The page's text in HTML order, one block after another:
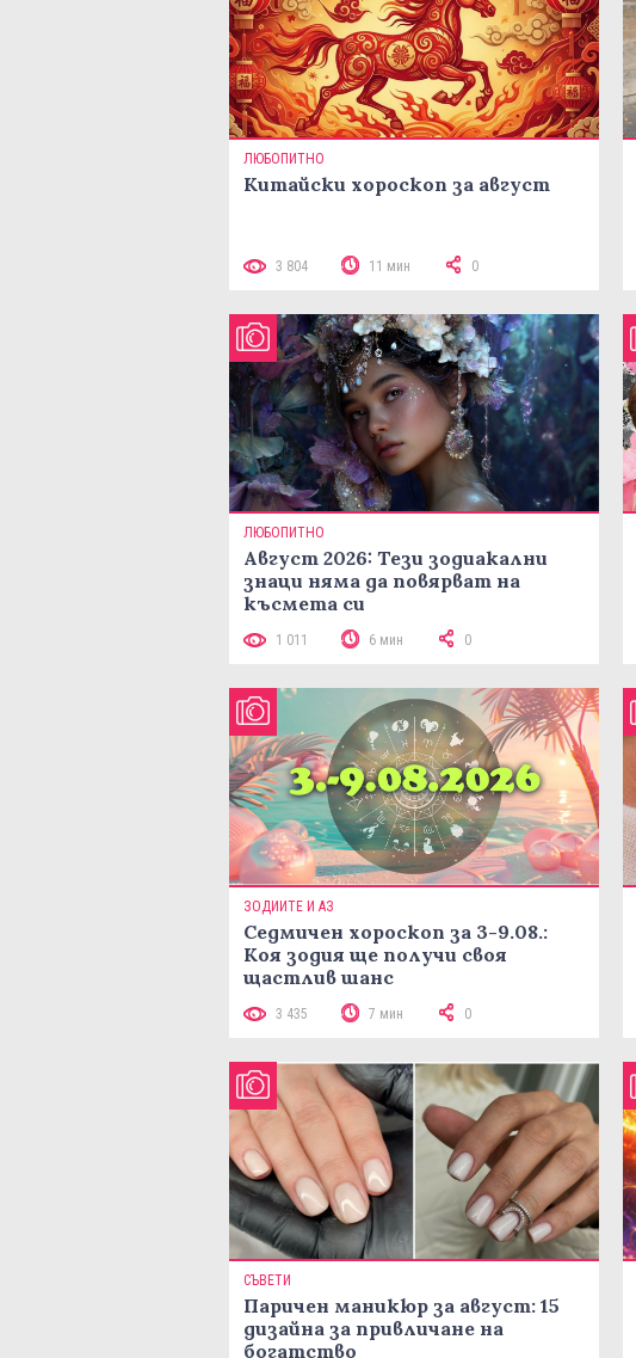
ЛЮБОПИТНО
Китайски хороскоп за август
3 804 11 мин 0
ЛЮБОПИТНО
Август 2026: Тези зодиакални
знаци няма да повярват на
късмета си
1 011 6 мин 0
ЗОДИИТЕ И АЗ
Седмичен хороскоп за 3-9.08.:
Коя зодия ще получи своя
щастлив шанс
3 435 7 мин 0
СЪВЕТИ
Паричен маникюр за август: 15
дизайна за привличане на
богатство